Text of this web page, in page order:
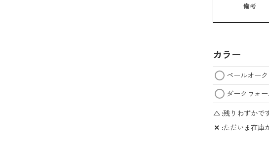
備考
カラー
ペールオーク
ダークウォ
△ 残りわずかで
✕ ただいま在庫